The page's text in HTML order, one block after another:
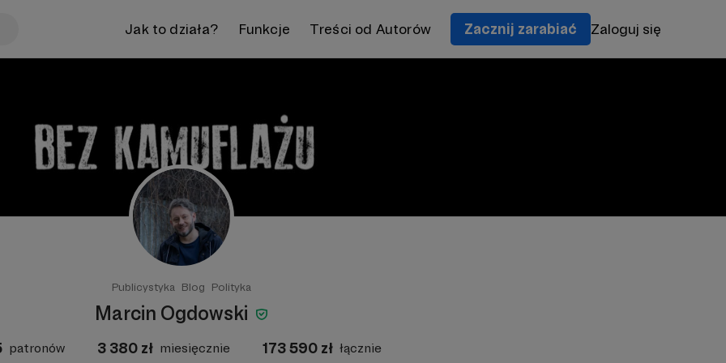
Jak to działa? Funkcje Treści od Autorów Zacznij zarabiać Zaloguj się
Publicystyka Blog Polityka
Marcin Ogdowski
patronów 3 380 zł miesięcznie 173 590 zł łącznie